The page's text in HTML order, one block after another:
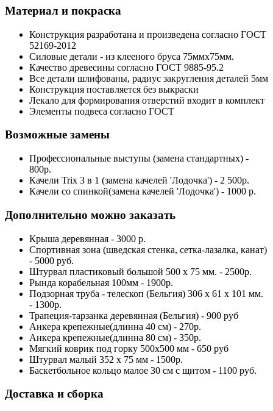
Материал и покраска
Конструкция разработана и произведена согласно ГОСТ
52169-2012
Силовые детали - из клееного бруса 75ммх75мм.
Качество древесины согласно ГОСТ 9885-95.2
Все детали шлифованы, радиус закругления деталей 5мм
Конструкция поставляется без выкраски
Лекало для формирования отверстий входит в комплект
Элементы подвеса согласно ГОСТ
Возможные замены
Профессиональные выступы (замена стандартных) -
800р.
Качели Trix 3 в 1 (замена качелей 'Лодочка') - 2 500р.
Качели со спинкой(замена качелей 'Лодочка') - 1000 р.
Дополнительно можно заказать
Крыша деревянная - 3000 р.
Спортивная зона (шведская стенка, сетка-лазалка, канат)
- 5000 руб.
Штурвал пластиковый большой 500 х 75 мм. - 2500р.
Рында корабельная 100мм - 1900р.
Подзорная труба - телескоп (Бельгия) 306 х 61 х 101 мм.
- 1300р.
Трапеция-тарзанка деревянная (Бельгия) - 900 руб
Анкера крепежные(длинна 40 см) - 270р.
Анкера крепежные(длинна 80 см) - 350р.
Мягкий коврик под горку 500х500 мм - 650 руб
Штурвал малый 352 х 75 мм - 1500р.
Баскетбольное кольцо малое 30 см с щитом - 1100 руб.
Доставка и сборка